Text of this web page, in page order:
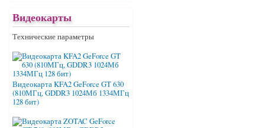
Видеокарты
Технические параметры
Видеокарта KFA2 GeForce GT 630
(810МГц, GDDR3 1024Мб 1334МГц
128 бит)